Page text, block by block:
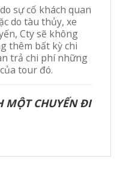
sự cố khách quan
do tàu thủy, xe
Cty sẽ không
thêm bất kỳ chi
trả chi phí những
tour đó.
MỘT CHUYẾN ĐI